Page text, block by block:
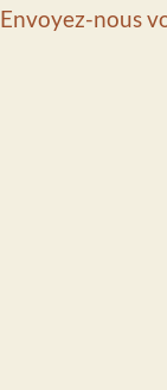
Envoyez-nous